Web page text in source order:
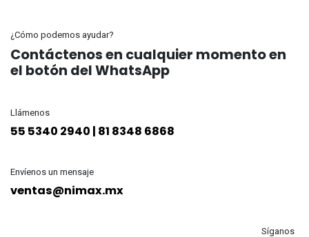
¿Cómo podemos ayudar?
Contáctenos en cualquier momento en
el botón del WhatsApp
Llámenos
55 5340 2940 | 81 8348 6868
Envíenos un mensaje
ventas@nimax.mx
Síganos